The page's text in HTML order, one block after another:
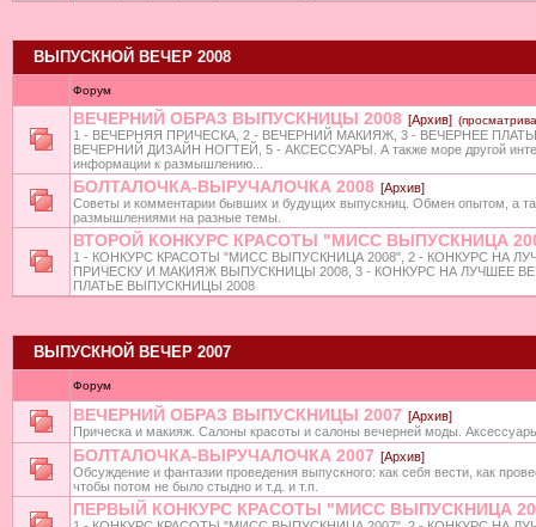
ВЫПУСКНОЙ ВЕЧЕР 2008
Форум
ВЕЧЕРНИЙ ОБРАЗ ВЫПУСКНИЦЫ 2008 [Архив]
1 - ВЕЧЕРНЯЯ ПРИЧЕСКА, 2 - ВЕЧЕРНИЙ МАКИЯЖ, 3 - ВЕЧЕРНЕЕ
ВЕЧЕРНИЙ ДИЗАЙН НОГТЕЙ, 5 - АКСЕССУАРЫ. А также море другой
информации к размышлению...
БОЛТАЛОЧКА-ВЫРУЧАЛОЧКА 2008 [Архив]
Советы и комментарии бывших и будущих выпускниц. Обмен опытом, а
размышлениями на разные темы.
ВТОРОЙ КОНКУРС КРАСОТЫ "МИСС ВЫПУСКНИЦА
1 - КОНКУРС КРАСОТЫ "МИСС ВЫПУСКНИЦА 2008", 2 - КОНКУРС НА
ПРИЧЕСКУ И МАКИЯЖ ВЫПУСКНИЦЫ 2008, 3 - КОНКУРС НА ЛУЧШЕЕ
ПЛАТЬЕ ВЫПУСКНИЦЫ 2008
ВЫПУСКНОЙ ВЕЧЕР 2007
Форум
ВЕЧЕРНИЙ ОБРАЗ ВЫПУСКНИЦЫ 2007 [Архив]
Прическа и макияж. Салоны красоты и салоны вечерней моды.
БОЛТАЛОЧКА-ВЫРУЧАЛОЧКА 2007 [Архив]
Обсуждение и фантазии проведения выпускного: как себя вести, как
чтобы потом не было стыдно и т.д. и т.п.
ПЕРВЫЙ КОНКУРС КРАСОТЫ "МИСС ВЫПУСКНИЦА